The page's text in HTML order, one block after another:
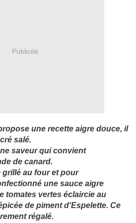
Publicité
une recette aigre douce, il
salé.
saveur qui convient
de canard.
grillé au four et pour
une sauce aigre
tomates vertes éclaircie au
de piment d'Espelette. Ce
régalé.